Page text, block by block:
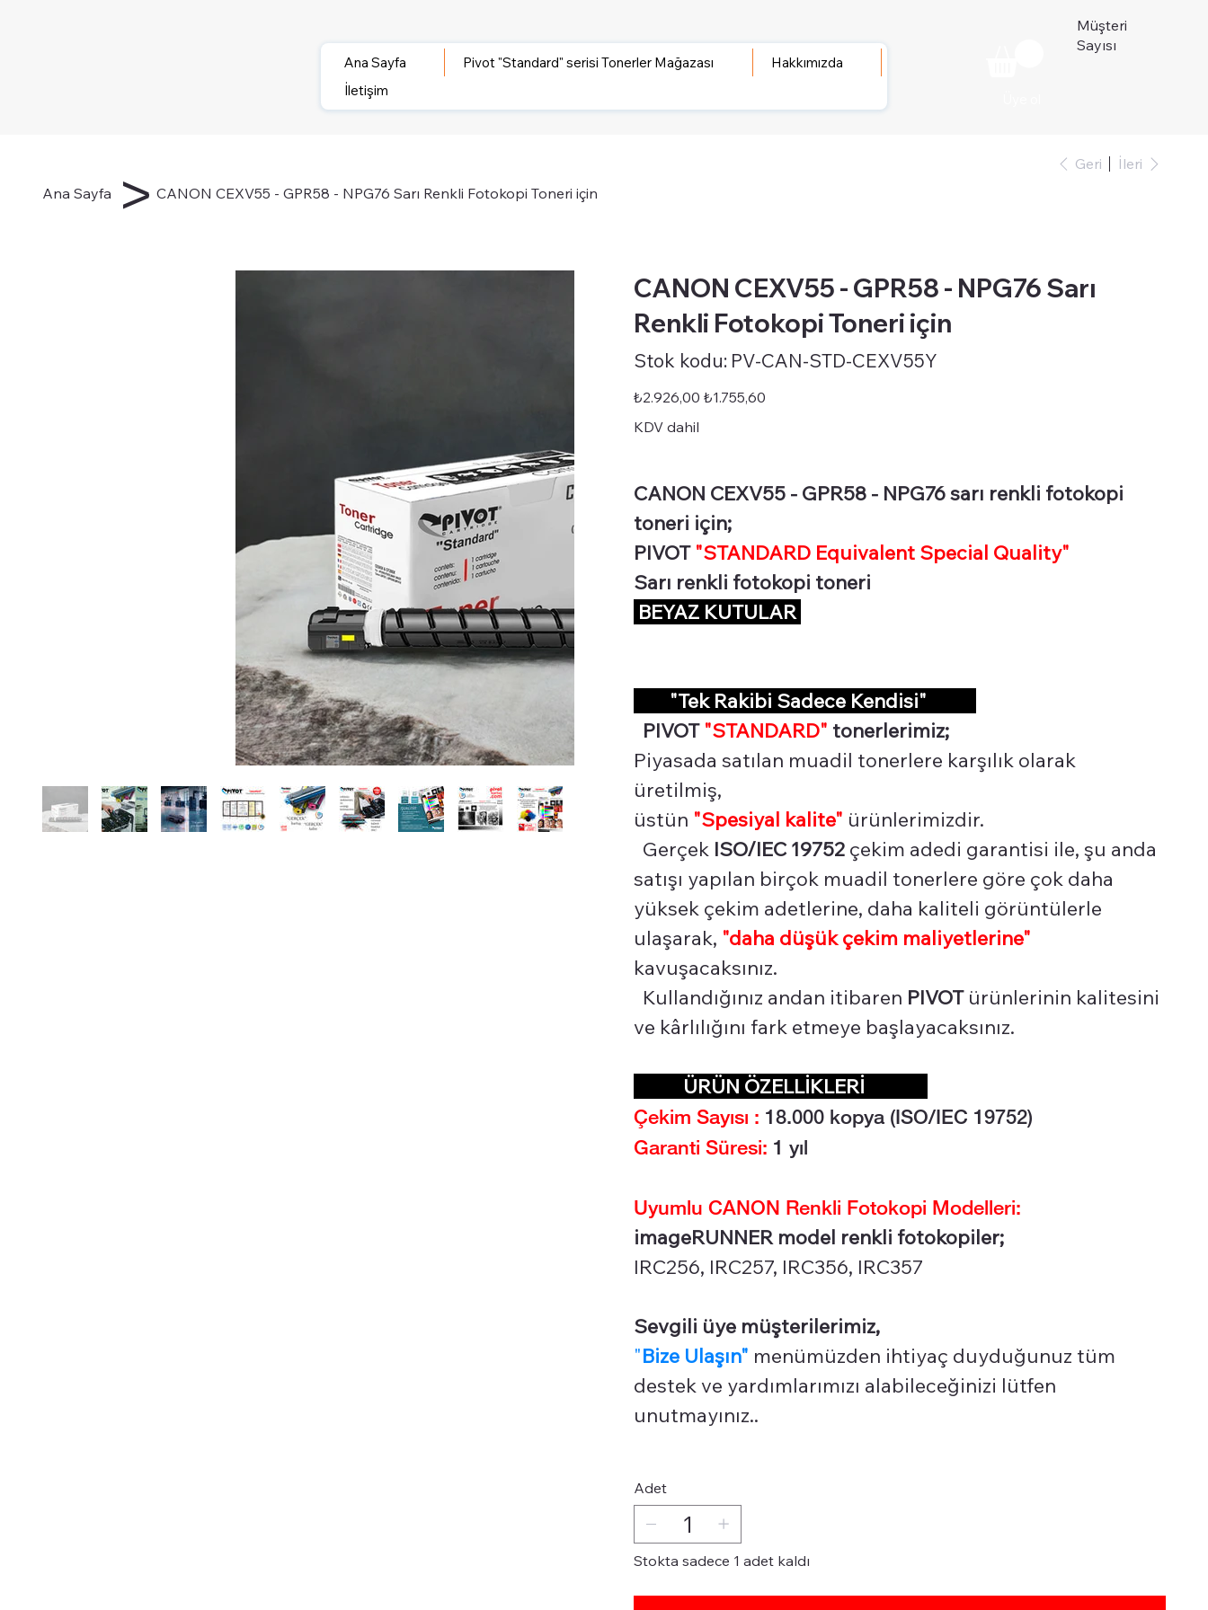
Ana Sayfa Pivot "Standard" serisi Tonerler Mağazası
Hakkımızda
İletişim
Müşteri
Sayısı
Ana Sayfa > CANON CEXV55 - GPR58 - NPG76 Sarı Renkli Fotokopi Toneri için
Geri İleri
CANON CEXV55 - GPR58 - NPG76 Sarı
Renkli Fotokopi Toneri için
Stok kodu:
kodu:
STD-
CEXV55Y
PV-CAN-STD-CEXV55Y
Orijinal
fiyat
₺2.926,00 İndirimli
fiyat
₺1.755,60
KDV dahil
CANON CEXV55 - GPR58 - NPG76 sarı renkli fotokopi
toneri için;
PIVOT "STANDARD Equivalent Special Quality"
Sarı renkli fotokopi toneri
BEYAZ KUTULAR
"Tek Rakibi Sadece Kendisi"
PIVOT "STANDARD" tonerlerimiz;
Piyasada satılan muadil tonerlere karşılık olarak
üretilmiş,
üstün "Spesiyal kalite" ürünlerimizdir.
Gerçek ISO/IEC 19752 çekim adedi garantisi ile, şu anda
satışı yapılan birçok muadil tonerlere göre çok daha
yüksek çekim adetlerine, daha kaliteli görüntülerle
ulaşarak, "daha düşük çekim maliyetlerine"
kavuşacaksınız.
Kullandığınız andan itibaren PIVOTürünlerinin kalitesini
ve kârlılığını fark etmeye başlayacaksınız.
ÜRÜN ÖZELLİKLERİ
Çekim Sayısı : 18.000 kopya (ISO/IEC 19752)
Garanti Süresi: 1 yıl
Uyumlu CANON Renkli Fotokopi Modelleri:
imageRUNNER model renkli fotokopiler;
IRC256, IRC257, IRC356, IRC357
Sevgili üye müşterilerimiz,
"Bize Ulaşın" menümüzden ihtiyaç duyduğunuz tüm
destek ve yardımlarımızı alabileceğinizi lütfen
unutmayınız..
Adet
Stokta sadece 1 adet kaldı